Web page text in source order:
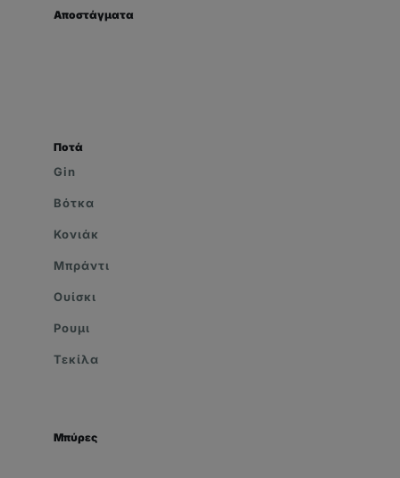
Αποστάγματα
Ποτά
Gin
Βότκα
Κονιάκ
Μπράντι
Ουίσκι
Ρουμι
Τεκίλα
Μπύρες